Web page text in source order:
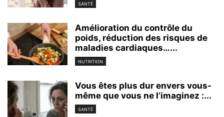
SANTÉ
Amélioration du contrôle du
poids, réduction des risques de
maladies cardiaques…...
NUTRITION
Vous êtes plus dur envers vous-
même que vous ne l’imaginez :...
SANTÉ